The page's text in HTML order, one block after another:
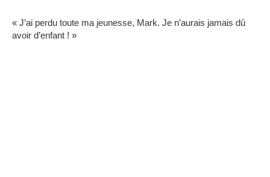
« J’ai perdu toute ma jeunesse, Mark. Je n’aurais jamais dû
avoir d’enfant ! »